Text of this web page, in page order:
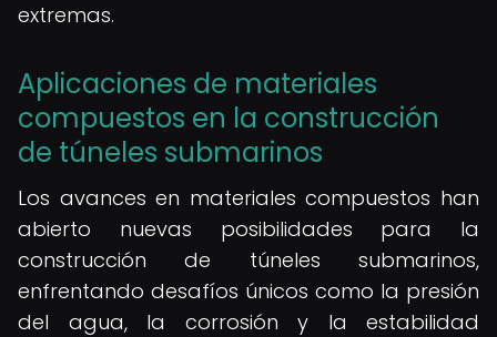
extremas.
Aplicaciones de materiales
compuestos en la construcción
de túneles submarinos
Los avances en materiales compuestos han
abierto nuevas posibilidades para la
construcción de túneles submarinos,
enfrentando desafíos únicos como la presión
del agua, la corrosión y la estabilidad